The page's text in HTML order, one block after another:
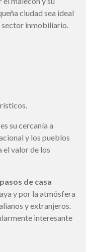
ciudad sea ideal
sector inmobiliario.
su cercanía a
y los pueblos
el valor de los
de casa
y por la atmósfera
y extranjeros.
interesante